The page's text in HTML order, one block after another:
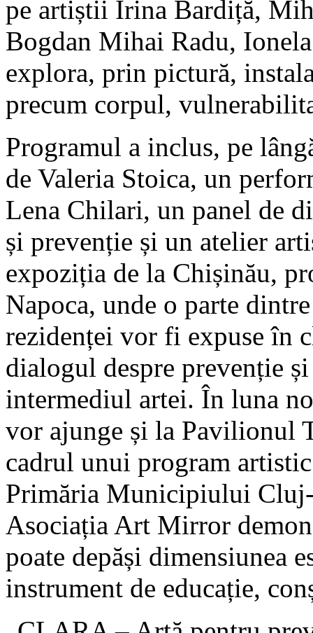
pe artiștii Irina Bardiță,
Bogdan Mihai Radu,
explora, prin pictură,
precum corpul,
Programul a inclus, pe
de Valeria Stoica, un
Lena Chilari, un panel de
și prevenție și un atelier
expoziția de la Chișinău,
Napoca, unde o parte
rezidenței vor fi expuse în
dialogul despre prevenție
intermediul artei. În luna
vor ajunge și la Pavilionul
cadrul unui program
Primăria Municipiului
Asociația Art Mirror
poate depăși dimensiunea
instrument de educație,